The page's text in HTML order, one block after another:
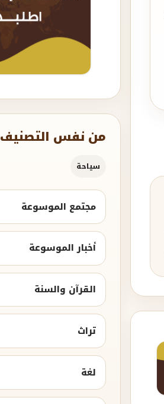
من نفس التصنيف
سياحة
مجتمع الموسوعة
أخبار الموسوعة
القرآن والسنة
تراث
لغة